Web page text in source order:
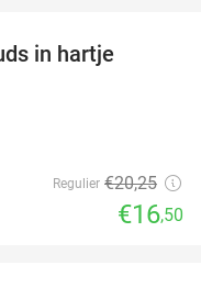
in hartje
Regulier €20,25
€16,50